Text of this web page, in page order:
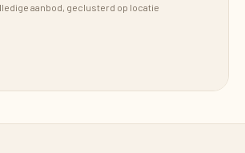
aanbod, geclusterd op locatie